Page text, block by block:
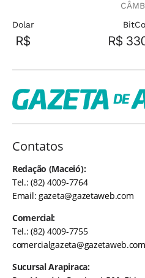
Dolar
R$ R$
Contatos
Redação (Maceió):
Tel.: (82) 4009-7764
Email:gazeta@gazetaweb.com
Comercial:
Tel.: (82) 4009-7755
comercialgazeta@gazetaweb.com
Sucursal Arapiraca: